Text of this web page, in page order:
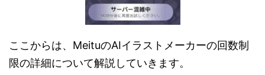
ここからは、MeituのAIイラストメーカーの回数制
限の詳細について解説していきます。